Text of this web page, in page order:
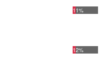
11%
12%